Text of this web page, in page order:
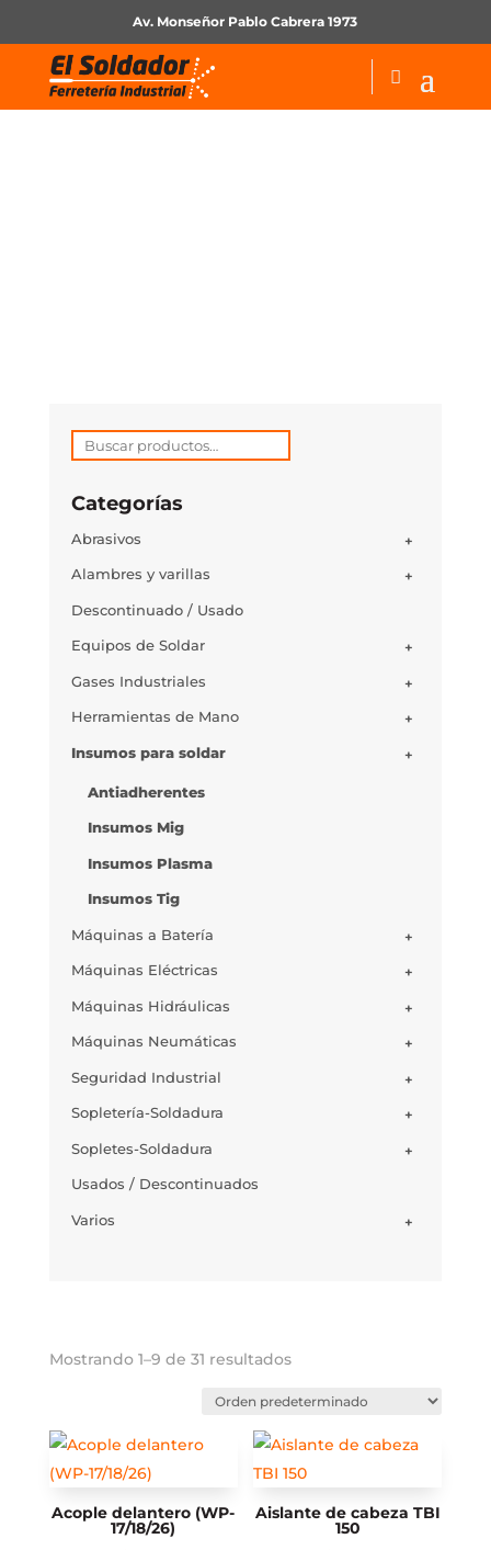
Av. Monseñor Pablo Cabrera 1973
Buscar
Categorías
+
Abrasivos
+
Alambres y varillas
Descontinuado / Usado
+
Equipos de Soldar
+
Gases Industriales
+
Herramientas de Mano
+
Insumos para soldar
Antiadherentes
Insumos Mig
Insumos Plasma
Insumos Tig
+
Máquinas a Batería
+
Máquinas Eléctricas
+
Máquinas Hidráulicas
+
Máquinas Neumáticas
+
Seguridad Industrial
+
Sopletería-Soldadura
+
Sopletes-Soldadura
Usados / Descontinuados
+
Varios
Mostrando 1–9 de 31 resultados
Acople delantero (WP-
17/18/26)
Aislante de cabeza TBI
150